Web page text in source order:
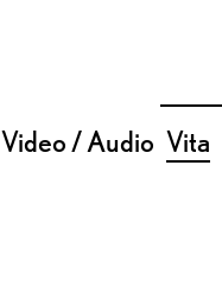
Video / Audio Vita